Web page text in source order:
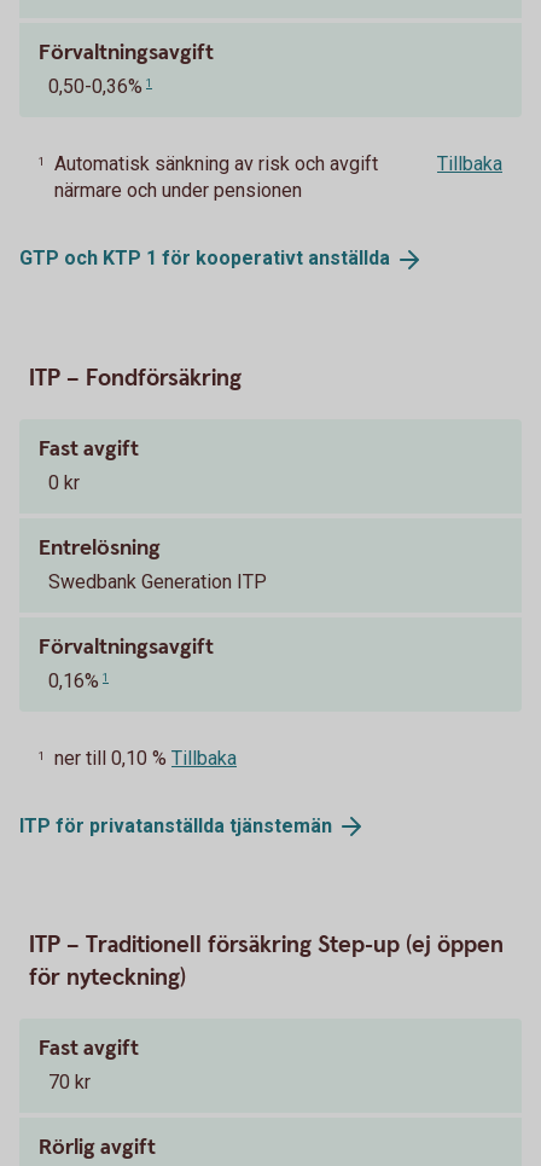
Förvaltningsavgift
0,50-0,36% 1
1
Automatisk sänkning av risk och avgift
närmare och under pensionen
Tillbaka
GTP och KTP 1 för kooperativt anställda
ITP – Fondförsäkring
Fast avgift
0 kr
Entrelösning
Swedbank Generation ITP
Förvaltningsavgift
0,16% 1
1 ner till 0,10 % Tillbaka
ITP för privatanställda tjänstemän
ITP – Traditionell försäkring Step-up (ej öppen
för nyteckning)
Fast avgift
70 kr
Rörlig avgift